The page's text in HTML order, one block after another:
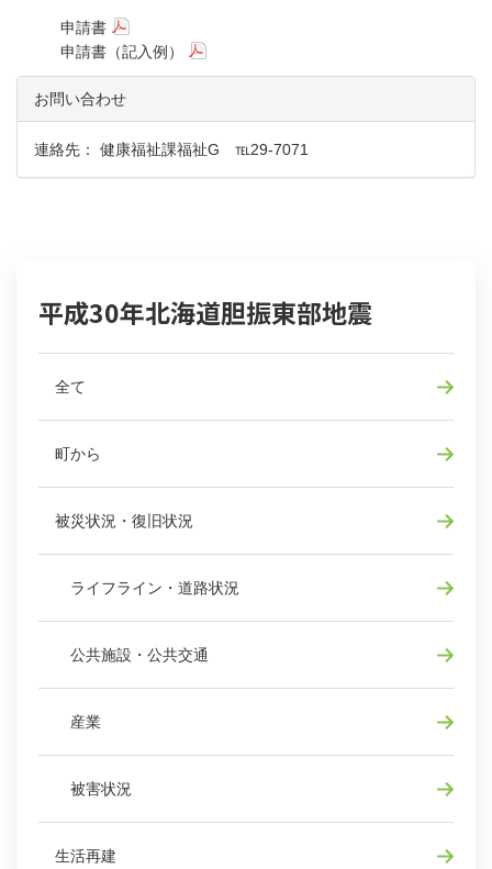
申請書
申請書（記入例）
お問い合わせ
連絡先： 健康福祉課福祉G ℡29-7071
平成30年北海道胆振東部地震
全て
町から
被災状況・復旧状況
ライフライン・道路状況
公共施設・公共交通
産業
被害状況
生活再建